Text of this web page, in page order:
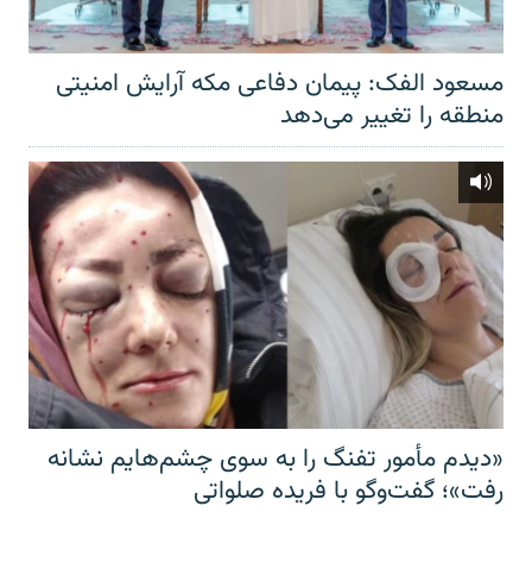
مسعود الفک: پیمان دفاعی مکه آرایش امنیتی
منطقه را تغییر می‌دهد
«دیدم مأمور تفنگ را به سوی چشم‌هایم نشانه
رفت»؛ گفت‌و‌گو با فریده صلواتی